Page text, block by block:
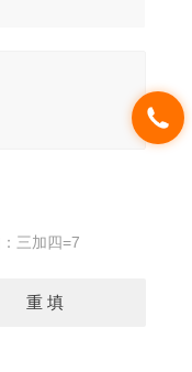
三加四=7